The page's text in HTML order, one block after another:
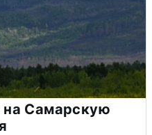
на Самарскую